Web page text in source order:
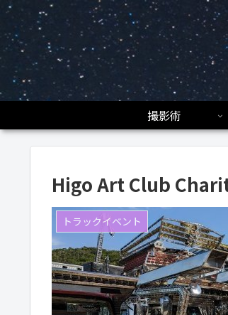
撮影術
Higo Art Club
トラックイベント